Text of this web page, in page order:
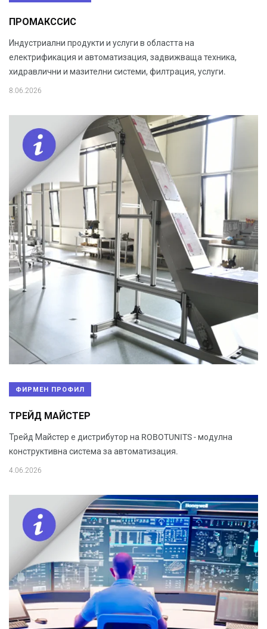
ПРОМАКССИС
Индустриални продукти и услуги в областта на
електрификация и автоматизация, задвижваща техника,
хидравлични и мазителни системи, филтрация, услуги.
8.06.2026
ФИРМЕН ПРОФИЛ
ТРЕЙД МАЙСТЕР
Трейд Майстер е дистрибутор на ROBOTUNITS - модулна
конструктивна система за автоматизация.
4.06.2026